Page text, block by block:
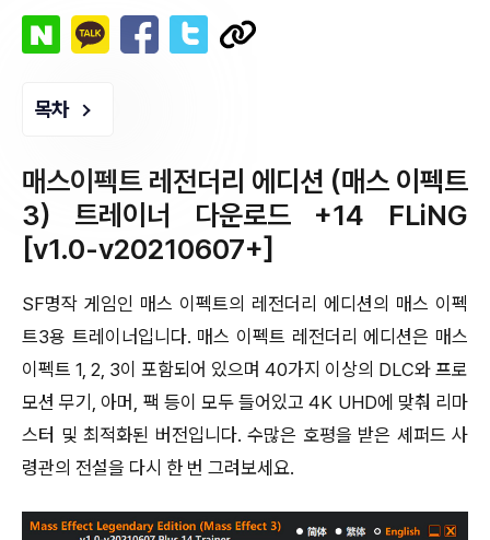
목차
매스이펙트 레전더리 에디션 (매스 이펙트
3) 트레이너 다운로드 +14 FLiNG
[v1.0-v20210607+]
SF명작 게임인 매스 이펙트의 레전더리 에디션의 매스 이펙
트3용 트레이너입니다. 매스 이펙트 레전더리 에디션은 매스
이펙트 1, 2, 3이 포함되어 있으며 40가지 이상의 DLC와 프로
모션 무기, 아머, 팩 등이 모두 들어있고 4K UHD에 맞춰 리마
스터 및 최적화된 버전입니다. 수많은 호평을 받은 셰퍼드 사
령관의 전설을 다시 한 번 그려보세요.